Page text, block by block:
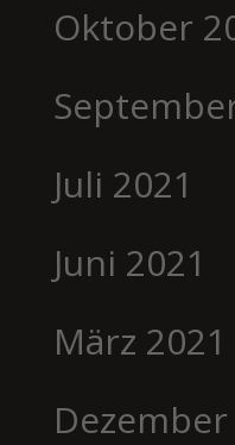
Oktober
Juli 2021
Juni 2021
März 2021